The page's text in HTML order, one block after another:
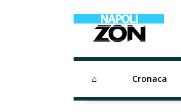
⌂ Cronaca